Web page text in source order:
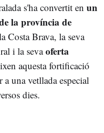
s'ha convertit en un
la província de
Costa Brava, la seva
i la sevaoferta
aquesta fortificació
una vetllada especial
dies.